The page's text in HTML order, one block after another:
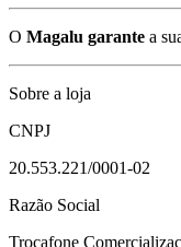
O Magalu garante a
Sobre a loja
CNPJ
20.553.221/0001-02
Razão Social
Trocafone